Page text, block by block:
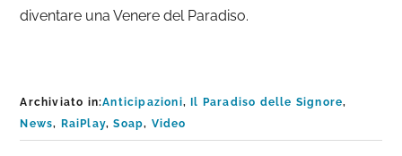
diventare una Venere del Paradiso.
Archiviato in:Anticipazioni, Il Paradiso delle Signore,
News, RaiPlay,Soap, Video